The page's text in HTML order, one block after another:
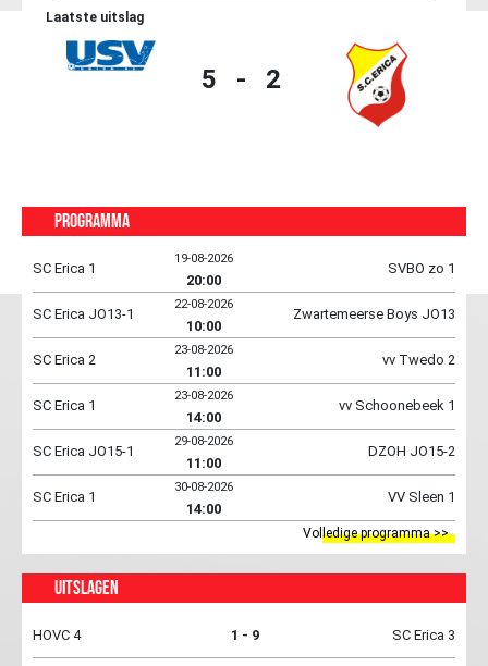
Laatste uitslag
5 - 2
Programma
SC Erica 1
19-08-2026
20:00
SVBO zo 1
SC Erica JO13-1
22-08-2026
10:00
Zwartemeerse Boys JO13
SC Erica 2
23-08-2026
11:00
vv Twedo 2
SC Erica 1
23-08-2026
14:00
vv Schoonebeek 1
SC Erica JO15-1
29-08-2026
11:00
DZOH JO15-2
SC Erica 1
30-08-2026
14:00
VV Sleen 1
Volledige programma >>
Uitslagen
HOVC 4 1 - 9 SC Erica 3